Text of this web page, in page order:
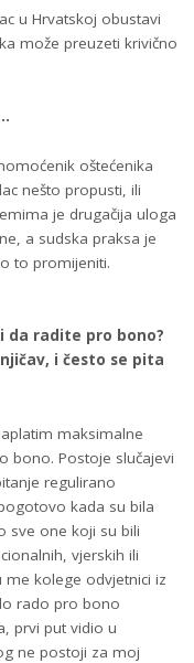
u Hrvatskoj obustavi
može preuzeti krivično
oštećenika
nešto propusti, ili
je drugačija uloga
a sudska praksa je
to promijeniti.
da radite pro bono?
i često se pita
maksimalne
bono. Postoje slučajevi
regulirano
kada su bila
sve one koji su bili
vjerskih ili
me kolege odvjetnici iz
rado pro bono
prvi put vidio u
ne postoji za moj